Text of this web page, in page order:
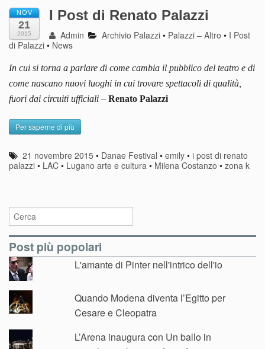
NOV
21
2015
I Post di Renato Palazzi
Admin Archivio Palazzi • Palazzi – Altro • I Post
di Palazzi • News
In cui si torna a parlare di come cambia il pubblico del teatro e di
come nascano nuovi luoghi in cui trovare spettacoli di qualità,
fuori dai circuiti ufficiali – Renato Palazzi
Per saperne di più
21 novembre 2015 • Danae Festival •emily •i post di renato
palazzi • LAC • Lugano arte e cultura • Milena Costanzo • zona k
Post più popolari
L'amante di Pinter nell'intrico dell'io
Quando Modena diventa l’Egitto per
Cesare e Cleopatra
L’Arena inaugura con Un ballo in